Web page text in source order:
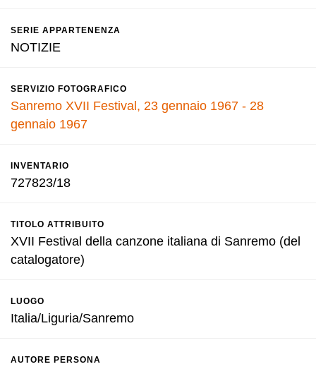
SERIE APPARTENENZA
NOTIZIE
SERVIZIO FOTOGRAFICO
Sanremo XVII Festival, 23 gennaio 1967 - 28
gennaio 1967
INVENTARIO
727823/18
TITOLO ATTRIBUITO
XVII Festival della canzone italiana di Sanremo (del
catalogatore)
LUOGO
Italia/Liguria/Sanremo
AUTORE PERSONA